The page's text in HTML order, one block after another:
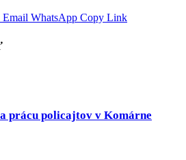
Email WhatsApp Copy Link
prácu policajtov v Komárne